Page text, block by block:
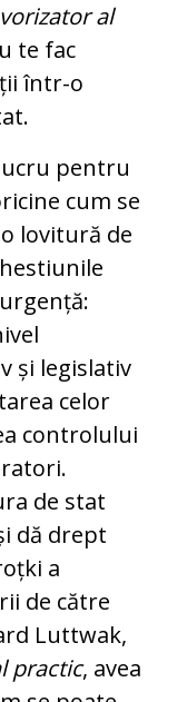
al
te fac
într-o
pentru
cum se
lovitură de
și legislativ
celor
controlului
de stat
dă drept
a
de către
Luttwak,
practic, avea